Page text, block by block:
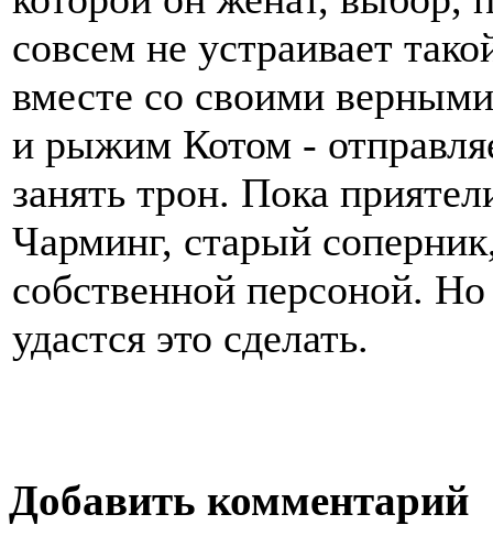
совсем не устраивает
вместе со своими
и рыжим Котом -
занять трон. Пока
Чарминг, старый
собственной персоной.
удастся это сделать.
Добавить комментарий